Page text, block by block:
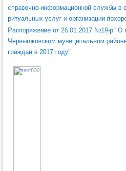
справочно-информационной службы в
ритуальных услуг и организации
Распоряжение от 26.01.2017 №19-р "О
Чернышковском муниципальном
граждан в 2017 году"